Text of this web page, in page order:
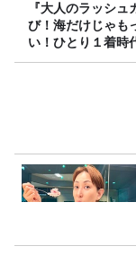
『大人のラッシュ
び！海だけじゃも
い！ひとり１着時